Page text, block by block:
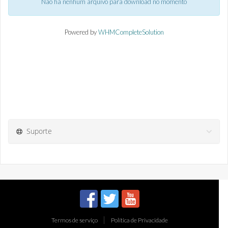
Powered byWHMCompleteSolution
Suporte
Termos de serviço Política de Privacidade